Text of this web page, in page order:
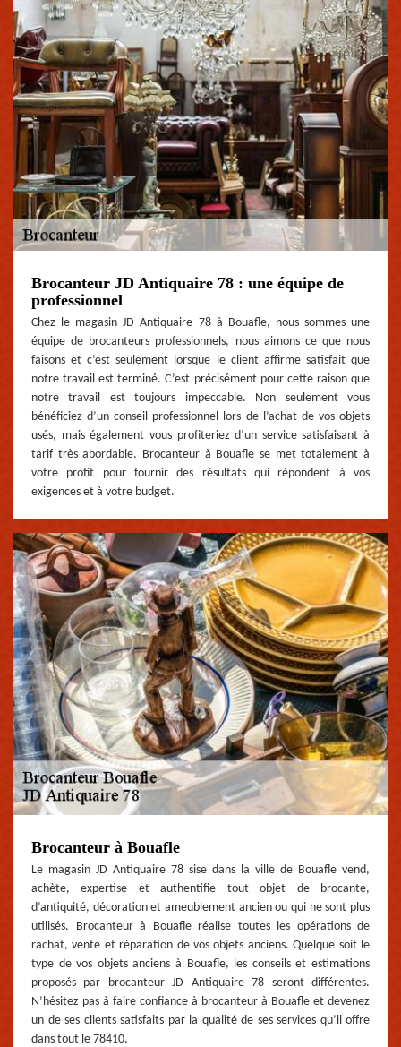
Brocanteur JD Antiquaire 78 : une équipe de
professionnel
Chez le magasin JD Antiquaire 78 à Bouafle, nous sommes une
équipe de brocanteurs professionnels, nous aimons ce que nous
faisons et c’est seulement lorsque le client affirme satisfait que
notre travail est terminé. C’est précisément pour cette raison que
notre travail est toujours impeccable. Non seulement vous
bénéficiez d’un conseil professionnel lors de l’achat de vos objets
usés, mais également vous profiteriez d’un service satisfaisant à
tarif très abordable. Brocanteur à Bouafle se met totalement à
votre profit pour fournir des résultats qui répondent à vos
exigences et à votre budget.
Brocanteur à Bouafle
Le magasin JD Antiquaire 78 sise dans la ville de Bouafle vend,
achète, expertise et authentifie tout objet de brocante,
d’antiquité, décoration et ameublement ancien ou qui ne sont plus
utilisés. Brocanteur à Bouafle réalise toutes les opérations de
rachat, vente et réparation de vos objets anciens. Quelque soit le
type de vos objets anciens à Bouafle, les conseils et estimations
proposés par brocanteur JD Antiquaire 78 seront différentes.
N’hésitez pas à faire confiance à brocanteur à Bouafle et devenez
un de ses clients satisfaits par la qualité de ses services qu’il offre
dans tout le 78410.